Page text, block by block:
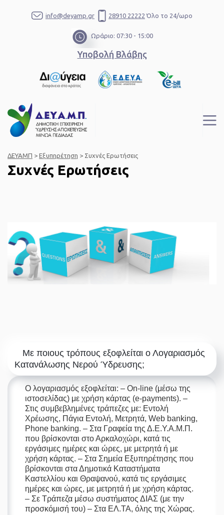
info@deyamp.gr 28910 22222 Όλο το 24/ωρο
Ωράριο: 07:30 - 15:00
Υποβολή Βλάβης
ΔΕΥΑΜΠ > Εξυπηρέτηση > Συχνές Ερωτήσεις
Συχνές Ερωτήσεις
Με ποιους τρόπους εξοφλείται ο Λογαριασμός
Κατανάλωσης Νερού Ύδρευσης;
Ο λογαριασμός εξοφλείται: – On-line (μέσω της
ιστοσελίδας) με χρήση κάρτας (e-payments). –
Στις συμβεβλημένες τράπεζες με: Εντολή
Χρέωσης, Πάγια Εντολή, Μετρητά, Web banking,
Phone banking. – Στα Γραφεία της Δ.Ε.Υ.Α.Μ.Π.
που βρίσκονται στο Αρκαλοχώρι, κατά τις
εργάσιμες ημέρες και ώρες, με μετρητά ή με
χρήση κάρτας. – Στα Σημεία Εξυπηρέτησης που
βρίσκονται στα Δημοτικά Καταστήματα
Καστελλίου και Θραψανού, κατά τις εργάσιμες
ημέρες και ώρες, με μετρητά ή με χρήση κάρτας.
– Σε Τράπεζα μέσω συστήματος ΔΙΑΣ (με την
προσκόμισή του) – Στα ΕΛ.ΤΑ, όλης της Χώρας.